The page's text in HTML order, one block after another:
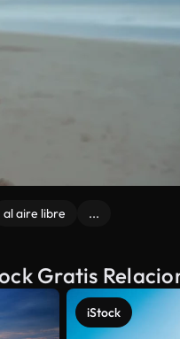
al aire libre ...
Gratis
iStock